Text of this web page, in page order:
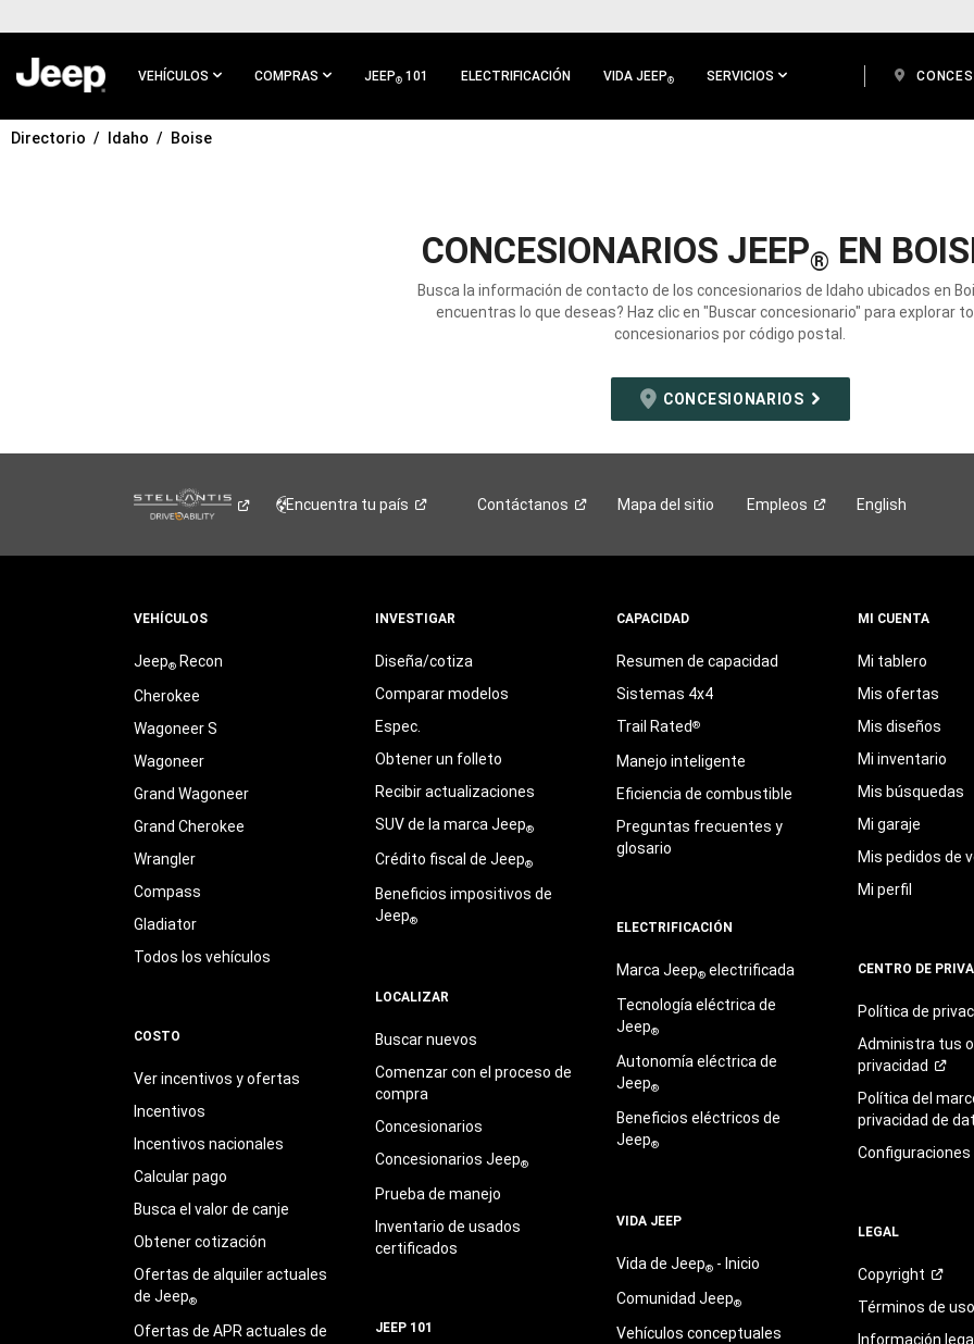
CONTENIDO
VEHÍCULOS COMPRAS JEEP® 101 ELECTRIFICACIÓN VIDA JEEP® SERVICIOS
IR A
Directorio Idaho Boise
CONCESIONARIOS JEEP® EN
Busca la información de contacto de los concesionarios de Idaho ubicados en
encuentras lo que deseas? Haz clic en "Buscar concesionario" para explorar
concesionarios por código postal.
CONCESIONARIOS
Encuentra tu país Contáctanos Mapa del sitio Empleos English
VEHÍCULOS
Jeep®Recon
Cherokee
Wagoneer S
Wagoneer
Grand Wagoneer
Grand Cherokee
Wrangler
Compass
Gladiator
Todos los vehículos
COSTO
Ver incentivos y ofertas
Incentivos
Incentivos nacionales
Calcular pago
Busca el valor de canje
Obtener cotización
Ofertas de alquiler actuales
de Jeep®
Ofertas de APR actuales de
INVESTIGAR
Diseña/cotiza
Comparar modelos
Espec.
Obtener un folleto
Recibir actualizaciones
SUV de la marca Jeep®
Crédito fiscal de Jeep®
Beneficios impositivos de
Jeep®
LOCALIZAR
Buscar nuevos
Comenzar con el proceso de
compra
Concesionarios
Concesionarios Jeep®
Prueba de manejo
Inventario de usados
certificados
JEEP 101
CAPACIDAD
Resumen de capacidad
Sistemas 4x4
Trail Rated®
Manejo inteligente
Eficiencia de combustible
Preguntas frecuentes y
glosario
ELECTRIFICACIÓN
Marca Jeep®electrificada
Tecnología eléctrica de
Jeep®
Autonomía eléctrica de
Jeep®
Beneficios eléctricos de
Jeep®
VIDA JEEP
Vida de Jeep®- Inicio
Comunidad Jeep®
Vehículos conceptuales
MI CUENTA
Mi tablero
Mis ofertas
Mis diseños
Mi inventario
Mis búsquedas
Mi garaje
Mis pedidos de
Mi perfil
CENTRO DE
Política de
Administra tus
privacidad
Política del
privacidad de
Configuraciones
LEGAL
Copyright
Términos deuso
Información